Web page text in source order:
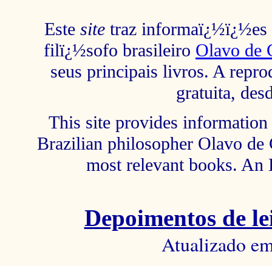
Este site traz informaï¿½ï¿½es
filï¿½sofo brasileiro Olavo de
seus principais livros. A
gratuita,
This site provides
Brazilian philosopher Olavo de
most relevant books.
Depoimentos de
Atualizado